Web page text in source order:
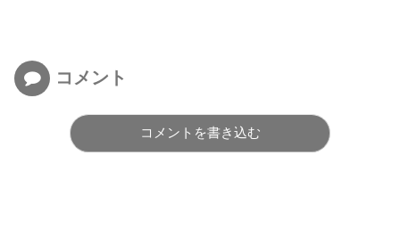
コメント
コメントを書き込む